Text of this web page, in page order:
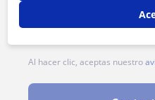
Al hacer clic, aceptas nuestro